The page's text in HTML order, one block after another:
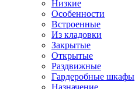
Низкие
Особенности
Встроенные
Из кладовки
Закрытые
Открытые
Раздвижные
Гардеробные шкафы
Назначение